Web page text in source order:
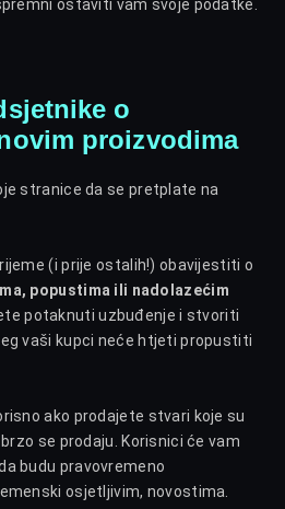
ostaviti vam svoje podatke.
o
proizvodima
stranice da se pretplate na
(i prije ostalih!) obavijestiti o
popustima ili nadolazećim
potaknuti uzbuđenje i stvoriti
vaši kupci neće htjeti propustiti
ako prodajete stvari koje su
se prodaju. Korisnici će vam
budu pravovremeno
osjetljivim, novostima.